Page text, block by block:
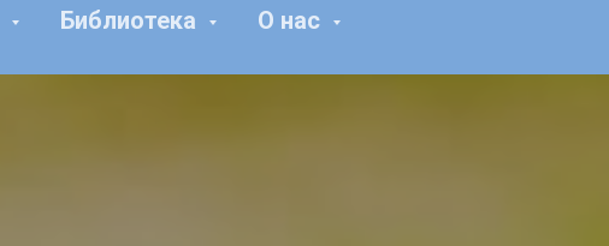
Библиотека
О нас